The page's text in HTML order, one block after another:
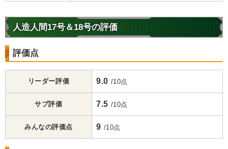
人造人間17号＆18号の評価
評価点
リーダー評価 9.0 /10点
サブ評価 7.5 /10点
みんなの評価点 9 /10点